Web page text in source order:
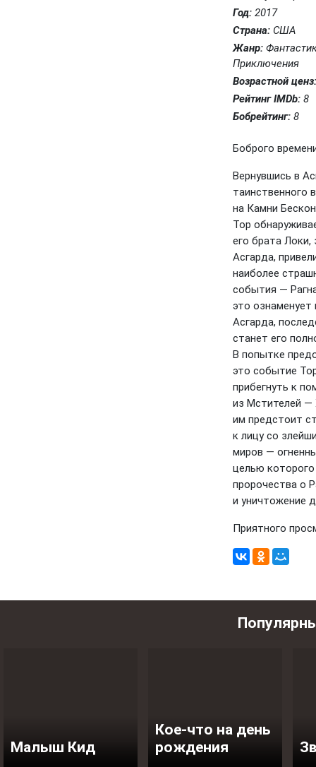
Год: 2017
Страна: США
Жанр:
Приключения
Возрастной ценз:
Рейтинг IMDb: 8
Бобрейтинг: 8
Боброго
Вернувшись в
таинственного
на Камни
Тор
его брата Локи,
Асгарда,
наиболее
события —
это
Асгарда,
станет его
В попытке
это событие
прибегнуть к
из Мстителей —
им предстоит
к лицу со
миров —
целью которого
пророчества о
и уничтожение
Приятного
Малыш Кид
Кое-что на день
рождения